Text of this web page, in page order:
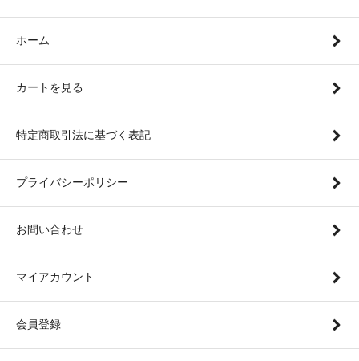
ホーム
カートを見る
特定商取引法に基づく表記
プライバシーポリシー
お問い合わせ
マイアカウント
会員登録